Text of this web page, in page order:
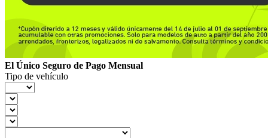
El Único Seguro de Pago Mensual
Tipo de vehículo